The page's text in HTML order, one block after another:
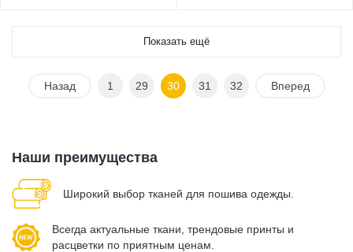
Показать ещё
Назад 1 29 30 31 32 Вперед
Наши преимущества
Широкий выбор тканей для пошива одежды.
Всегда актуальные ткани, трендовые принты и
расцветки по приятным ценам.